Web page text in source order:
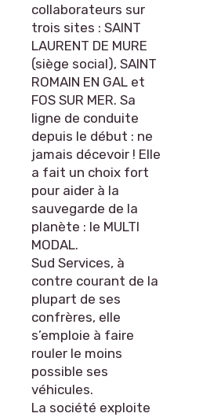
collaborateurs sur
trois sites : SAINT
LAURENT DE MURE
(siège social), SAINT
ROMAIN EN GAL et
FOS SUR MER. Sa
ligne de conduite
depuis le début : ne
jamais décevoir ! Elle
a fait un choix fort
pour aider à la
sauvegarde de la
planète : le MULTI
MODAL.
Sud Services, à
contre courant de la
plupart de ses
confrères, elle
s’emploie à faire
rouler le moins
possible ses
véhicules.
La société exploite